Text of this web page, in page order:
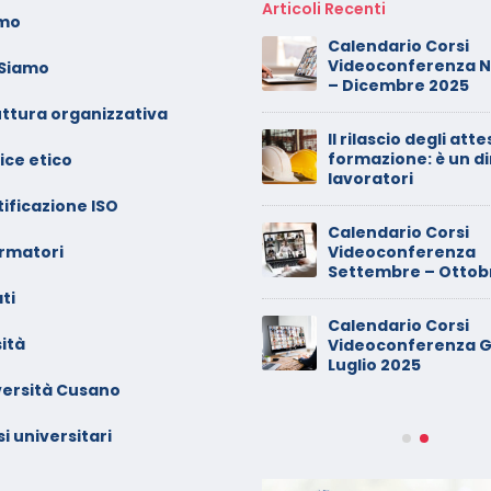
organizzativa
etico
ISO
Cusano
universitari
Articoli Recenti
il consenso di
Maggio –
riconosciuto
Marzo –
Calendario Corsi
Videoconferenza
– Dicembre 2025
Il rilascio degli
formazione: è un
lavoratori
Calendario Corsi
Videoconferenza
Settembre –
Calendario Corsi
Videoconferenza
Luglio 2025